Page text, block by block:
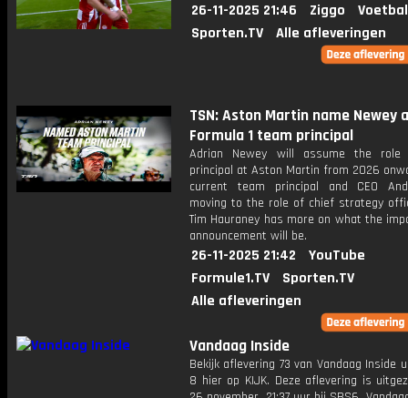
26-11-2025 21:46 Ziggo
Sporten.TV
Alle afleveringen
TSN: Aston Martin name Newey
Formula 1 team principal
Adrian Newey will assume the
principal at Aston Martin from 2026
current team principal and CEO
moving to the role of chief strategy
Tim Hauraney has more on what the
announcement will be.
26-11-2025 21:42
YouTube
Formule1.TV
Sporten.TV
Alle afleveringen
Vandaag Inside
Bekijk aflevering 73 van Vandaag Inside
8 hier op KIJK. Deze aflevering is